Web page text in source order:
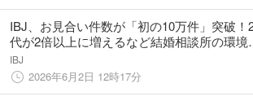
IBJ、お見合い件数が「初の10万件」突破！
代が2倍以上に増えるなど結婚相談所の環境
変化も。
IBJ
2026年6月2日 12時17分